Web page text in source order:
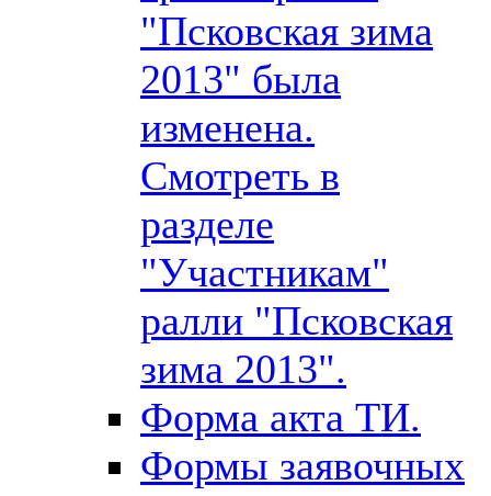
"Псковская зима
2013" была
изменена.
Смотреть в
разделе
"Участникам"
ралли "Псковская
зима 2013".
Форма акта ТИ.
Формы заявочных